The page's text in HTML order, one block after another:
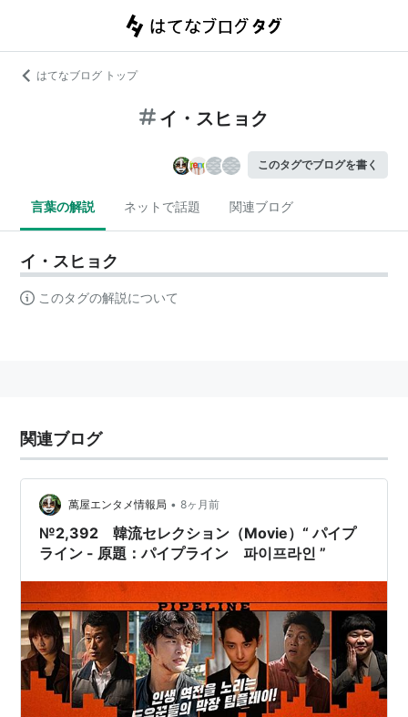
はてなブログ トップ
イ・スヒョク
このタグでブログを書く
言葉の解説 ネットで話題 関連ブログ
イ・スヒョク
このタグの解説について
関連ブログ
萬屋エンタメ情報局 • 8ヶ月前
№2,392 韓流セレクション（Movie）“ パイプ
ライン - 原題：パイプライン 파이프라인 ”